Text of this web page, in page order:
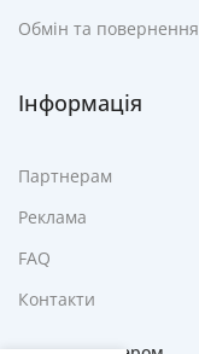
Обмін та повернення
Інформація
Партнерам
Реклама
FAQ
Контакти